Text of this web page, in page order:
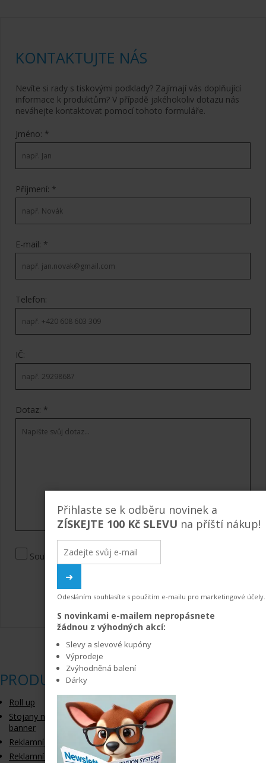
Přihlaste se k odběru novinek a
ZÍSKEJTE 100 Kč SLEVU na příští nákup!
mailová
adresa
Odesláním souhlasíte s použitím e-mailu pro marketingové účely.
S novinkami e-mailem nepropásnete
žádnou z výhodných akcí:
Slevy a slevové kupóny
Výprodeje
Zvýhodněná balení
Dárky
KONTAKTUJTE NÁS
Nevíte si rady s tiskovými podklady? Zajímají vás doplňující
informace k produktům? V případě jakéhokoliv dotazu nás
neváhejte kontaktovat pomocí tohoto formuláře.
Jméno: *
Příjmení: *
E-mail: *
Telefon:
IČ:
Dotaz: *
Souhlasím sezpracováním osobních údajů
PRODUKTY
Roll up
Stojany na
banner
Reklamní plachty
Reklamní vlajky
HLAVNÍ
MENU
» Úvodní
strana
» O
systémech
Mobil:
E-mail:
NAVŠTIVTE NÁS